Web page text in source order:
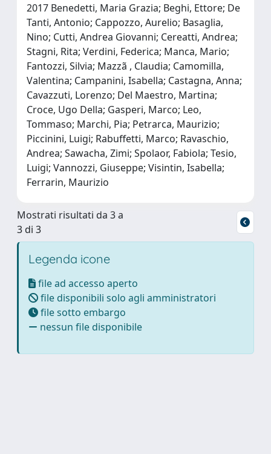
2017 Benedetti, Maria Grazia; Beghi, Ettore; De
Tanti, Antonio; Cappozzo, Aurelio; Basaglia,
Nino; Cutti, Andrea Giovanni; Cereatti, Andrea;
Stagni, Rita; Verdini, Federica; Manca, Mario;
Fantozzi, Silvia; Mazzã , Claudia; Camomilla,
Valentina; Campanini, Isabella; Castagna, Anna;
Cavazzuti, Lorenzo; Del Maestro, Martina;
Croce, Ugo Della; Gasperi, Marco; Leo,
Tommaso; Marchi, Pia; Petrarca, Maurizio;
Piccinini, Luigi; Rabuffetti, Marco; Ravaschio,
Andrea; Sawacha, Zimi; Spolaor, Fabiola; Tesio,
Luigi; Vannozzi, Giuseppe; Visintin, Isabella;
Ferrarin, Maurizio
Mostrati risultati da 3 a
3 di 3
Legenda icone
file ad accesso aperto
file disponibili solo agli amministratori
file sotto embargo
nessun file disponibile